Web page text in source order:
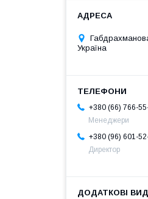
Україна
+380 (66) 766-
Менеджери
+380 (96) 601-
Директор